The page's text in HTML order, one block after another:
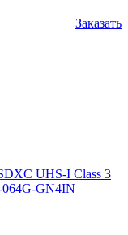
Заказать
UHS-I Class 3
GN4IN